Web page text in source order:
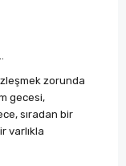
zorunda
gecesi,
sıradan bir
varlıkla